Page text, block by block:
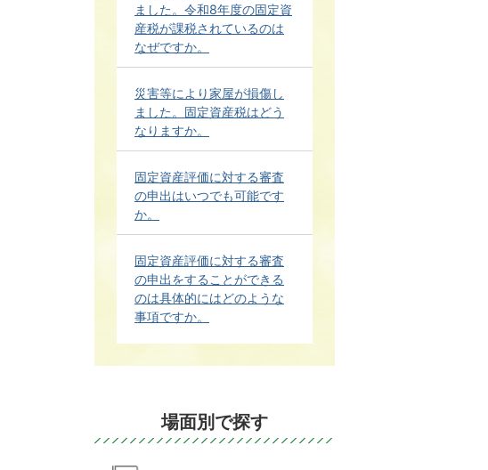
ました。令和8年度の固定資
産税が課税されているのは
なぜですか。
災害等により家屋が損傷し
ました。固定資産税はどう
なりますか。
固定資産評価に対する審査
の申出はいつでも可能です
か。
固定資産評価に対する審査
の申出をすることができる
のは具体的にはどのような
事項ですか。
場面別で探す